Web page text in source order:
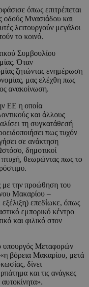
όπως επιτρέπεται
οδούς Μνασιάδου και
λειτουργούν μεγάλοι
το κοινό.
Συμβουλίου
Όταν
ζητώντας ενημέρωση
μας ελέχθη πως
ανακοίνωση.
ΕΕ η οποία
και άλλους
τη συγκατάθεσή
πως τυχόν
σε ανάκτηση
δημοτικοί
πτυχή, θεωρώντας πως το
με την προώθηση του
Μακαρίου –
επεδίωκε, όπως
εμπορικό κέντρο
και φιλικό στον
υπουργός Μεταφορών
βόρεια Μακαρίου, μετά
δίνει
και τις ανάγκες